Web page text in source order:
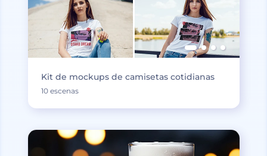
Kit de mockups de camisetas cotidianas
10 escenas